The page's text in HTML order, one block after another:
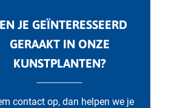
JE GEÏNTERESSEERD
GERAAKT IN ONZE
KUNSTPLANTEN?
contact op, dan helpen we je